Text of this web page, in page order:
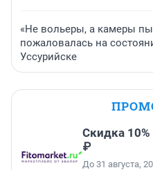
«Не вольеры, а камеры
пожаловалась на
Уссурийске
Скидка 10%
₽
До 31 августа,